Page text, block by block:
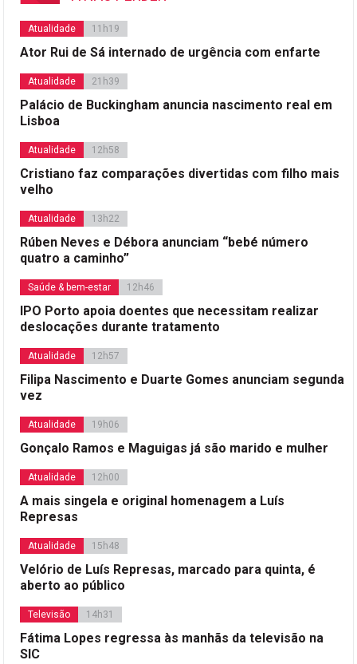
Atualidade 11h19
Ator Rui de Sá internado de urgência com enfarte
Atualidade 21h39
Palácio de Buckingham anuncia nascimento real em
Lisboa
Atualidade 12h58
Cristiano faz comparações divertidas com filho mais
velho
Atualidade 13h22
Rúben Neves e Débora anunciam “bebé número
quatro a caminho”
Saúde & bem-estar 12h46
IPO Porto apoia doentes que necessitam realizar
deslocações durante tratamento
Atualidade 12h57
Filipa Nascimento e Duarte Gomes anunciam segunda
vez
Atualidade 19h06
Gonçalo Ramos e Maguigas já são marido e mulher
Atualidade 12h00
A mais singela e original homenagem a Luís
Represas
Atualidade 15h48
Velório de Luís Represas, marcado para quinta, é
aberto ao público
Televisão 14h31
Fátima Lopes regressa às manhãs da televisão na
SIC